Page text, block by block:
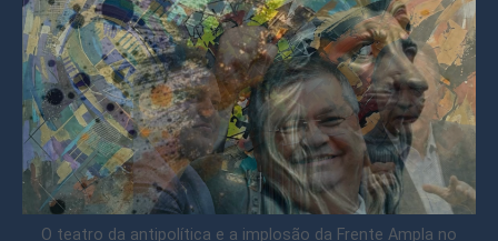
O teatro da antipolítica e a implosão da Frente Ampla no